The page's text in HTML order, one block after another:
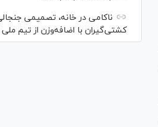
ناکامی در خانه، تصمیمی
کشتی‌گیران با اضافه‌وزن از تیم